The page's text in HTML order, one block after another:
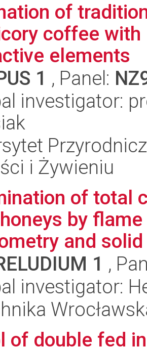
of
coffee
elements
1 , Panel:
investigator:
i Żywieniu
of total
by
and
1 ,
investigator:
of double fed